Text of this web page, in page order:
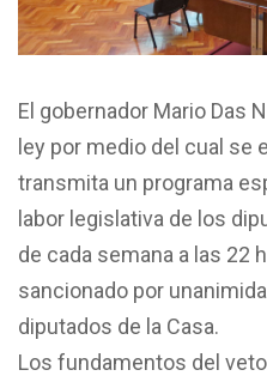
El gobernador Mario Das
ley por medio del cual se
transmita un programa
labor legislativa de los
de cada semana a las 22
sancionado por
diputados de la Casa.
Los fundamentos del